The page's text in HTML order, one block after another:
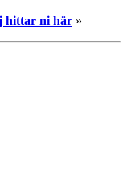
hittar ni här »